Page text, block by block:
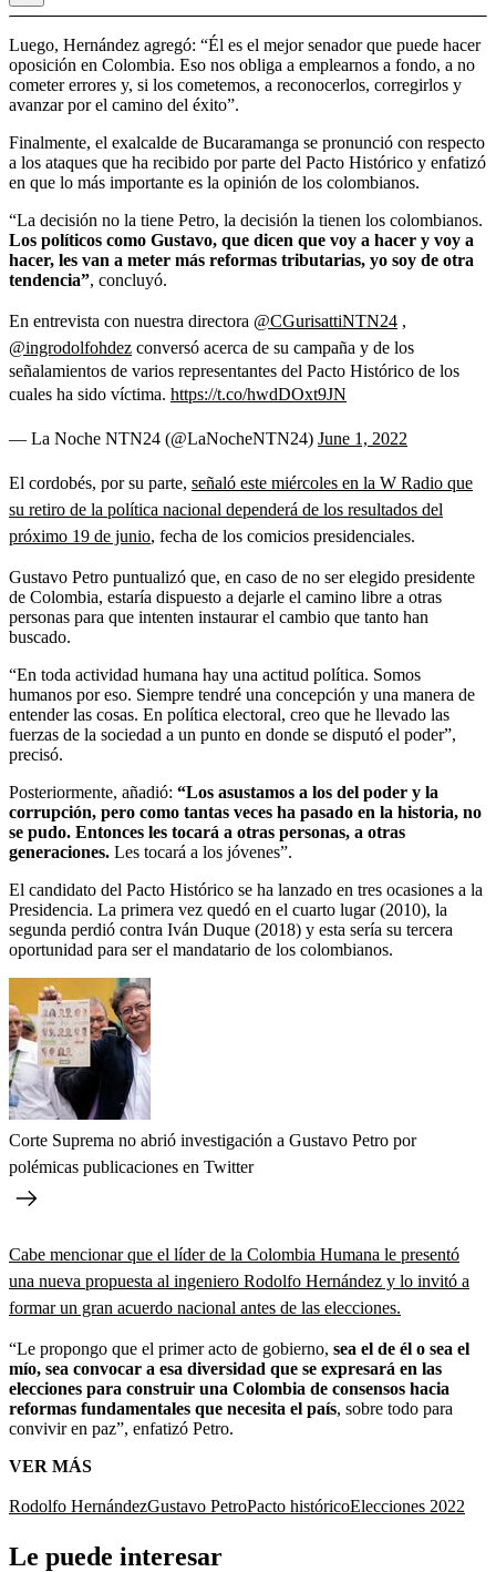
Luego, Hernández agregó: “Él es el mejor senador que puede hacer
oposición en Colombia. Eso nos obliga a emplearnos a fondo, a no
cometer errores y, si los cometemos, a reconocerlos, corregirlos y
avanzar por el camino del éxito”.
Finalmente, el exalcalde de Bucaramanga se pronunció con respecto
a los ataques que ha recibido por parte del Pacto Histórico y enfatizó
en que lo más importante es la opinión de los colombianos.
“La decisión no la tiene Petro, la decisión la tienen los colombianos.
Los políticos como Gustavo, que dicen que voy a hacer y voy a
hacer, les van a meter más reformas tributarias, yo soy de otra
tendencia”, concluyó.
En entrevista con nuestra directora @CGurisattiNTN24 ,
@ingrodolfohdez conversó acerca de su campaña y de los
señalamientos de varios representantes del Pacto Histórico de los
cuales ha sido víctima. https://t.co/hwdDOxt9JN
— La Noche NTN24 (@LaNocheNTN24) June 1, 2022
El cordobés, por su parte, señaló este miércoles en la W Radio que
su retiro de la política nacional dependerá de los resultados del
próximo 19 de junio, fecha de los comicios presidenciales.
Gustavo Petro puntualizó que, en caso de no ser elegido presidente
de Colombia, estaría dispuesto a dejarle el camino libre a otras
personas para que intenten instaurar el cambio que tanto han
buscado.
“En toda actividad humana hay una actitud política. Somos
humanos por eso. Siempre tendré una concepción y una manera de
entender las cosas. En política electoral, creo que he llevado las
fuerzas de la sociedad a un punto en donde se disputó el poder”,
precisó.
Posteriormente, añadió: “Los asustamos a los del poder y la
corrupción, pero como tantas veces ha pasado en la historia, no
se pudo. Entonces les tocará a otras personas, a otras
generaciones. Les tocará a los jóvenes”.
El candidato del Pacto Histórico se ha lanzado en tres ocasiones a la
Presidencia. La primera vez quedó en el cuarto lugar (2010), la
segunda perdió contra Iván Duque (2018) y esta sería su tercera
oportunidad para ser el mandatario de los colombianos.
Corte Suprema no abrió investigación a Gustavo Petro por
polémicas publicaciones en Twitter
Cabe mencionar que el líder de la Colombia Humana le presentó
una nueva propuesta al ingeniero Rodolfo Hernández y lo invitó a
formar un gran acuerdo nacional antes de las elecciones.
“Le propongo que el primer acto de gobierno, sea el de él o sea el
mío, sea convocar a esa diversidad que se expresará en las
elecciones para construir una Colombia de consensos hacia
reformas fundamentales que necesita el país, sobre todo para
convivir en paz”, enfatizó Petro.
VER MÁS
Rodolfo HernándezGustavo PetroPacto históricoElecciones 2022
Le puede interesar